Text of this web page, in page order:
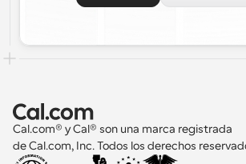
Cal.com® y Cal® son una marca registrada
de Cal.com, Inc. Todos los derechos